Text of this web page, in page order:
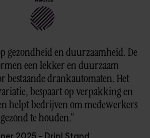
gezondheid en duurzaamheid. De
een lekker en duurzaam
bestaande drankautomaten. Het
bespaart op verpakking en
helpt bedrijven om medewerkers
gezond te houden.”